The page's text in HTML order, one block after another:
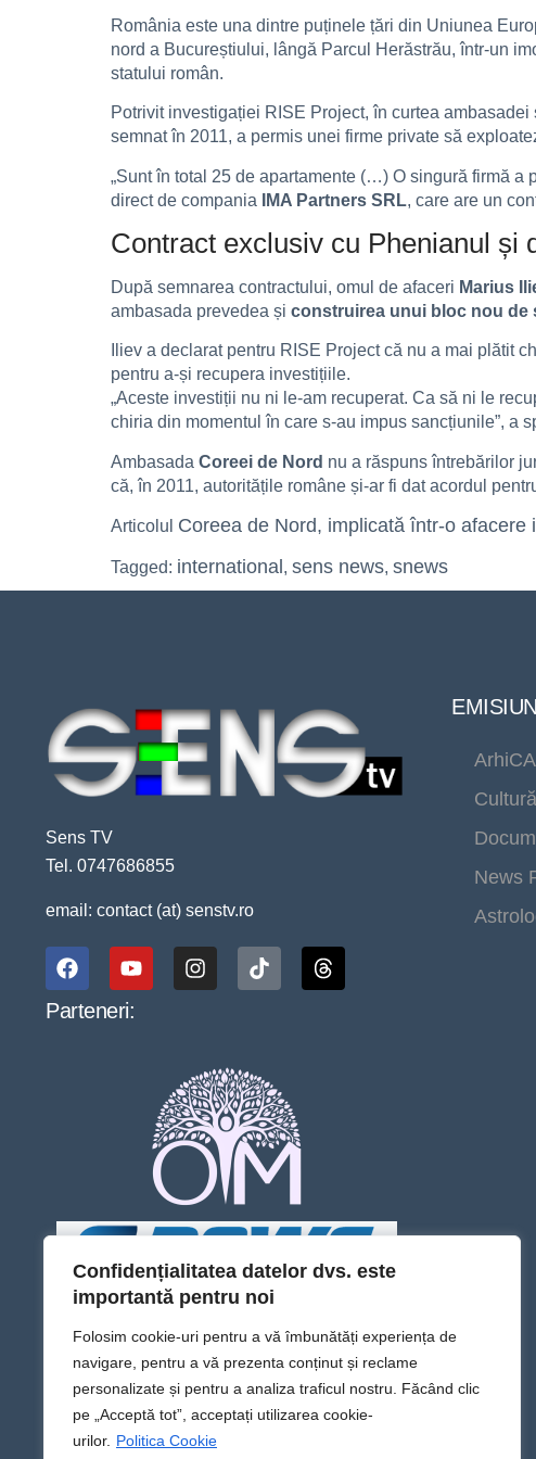
Confidențialitatea datelor dvs. este
importantă pentru noi
Folosim cookie-uri pentru a vă îmbunătăți experiența de
navigare, pentru a vă prezenta conținut și reclame
personalizate și pentru a analiza traficul nostru. Făcând clic
pe „Acceptă tot”, acceptați utilizarea cookie-
urilor. Politica Cookie
România este una dintre puținele țări din Uniunea
nord a Bucureștiului, lângă Parcul Herăstrău, într-un
statului român.
Potrivit investigației RISE Project, în curtea ambasadei
semnat în 2011, a permis unei firme private să
„Sunt în total 25 de apartamente (…) O singură firmă
direct de compania
IMA Partners SRL, care are un
Contract exclusiv cu Phenianul și
După semnarea contractului, omul de afaceri Marius
ambasada prevedea și construirea unui bloc nou de
Iliev a declarat pentru RISE Project că nu a mai plătit
pentru a-și recupera investițiile.
„Aceste investiții nu ni le-am recuperat. Ca să ni le
chiria din momentul în care s-au impus sancțiunile”, a
Ambasada Coreei de Nord nu a răspuns întrebărilor
că, în 2011, autoritățile române și-ar fi dat acordul
Articolul Coreea de Nord, implicată într-o afacere
Tagged: international, sens news, snews
Sens TV
Tel. 0747686855
email: contact (at) senstv.ro
Parteneri:
News